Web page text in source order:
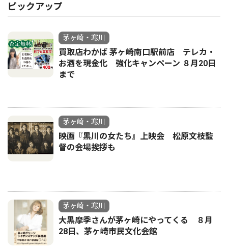
ピックアップ
茅ヶ崎・寒川
買取店わかば 茅ヶ崎南口駅前店 テレカ・
お酒を現金化 強化キャンペーン ８月20日
まで
茅ヶ崎・寒川
映画『黒川の女たち』上映会 松原文枝監
督の会場挨拶も
茅ヶ崎・寒川
大黒摩季さんが茅ヶ崎にやってくる ８月
28日、茅ヶ崎市民文化会館